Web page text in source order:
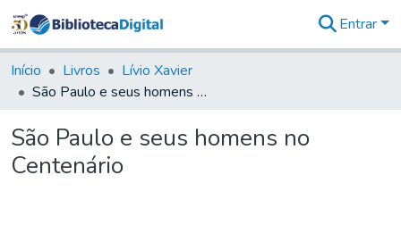
&
Coleções
Tudo na
Digital
Entrar
Início Livros
Lívio Xavier
São Paulo e seus homens no Centenário
São Paulo e seus homens no
Centenário